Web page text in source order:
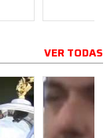
VER TODAS